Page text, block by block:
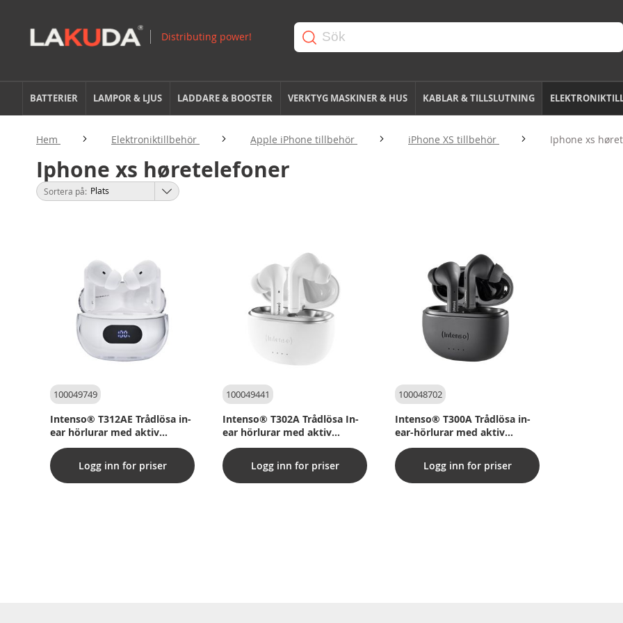
BATTERIER LAMPOR & LJUS LADDARE & BOOSTER VERKTYG MASKINER & HUS KABLAR & TILLSLUTNING
Hem Elektroniktillbehör Apple iPhone tillbehör iPhone XS tillbehör Iphone xs
Iphone xs høretelefoner
Sortera på
100049749
Intenso® T312AE Trådlösa in-
ear hörlurar med aktiv
brusreducering och ENC - Vit
Logg inn for priser
100049441
Intenso® T302A Trådlösa In-
ear hörlurar med aktiv
brusreducering - Vit
Logg inn for priser
100048702
Intenso® T300A Trådlösa in-
ear-hörlurar med aktiv
brusreducering - Svart
Logg inn for priser